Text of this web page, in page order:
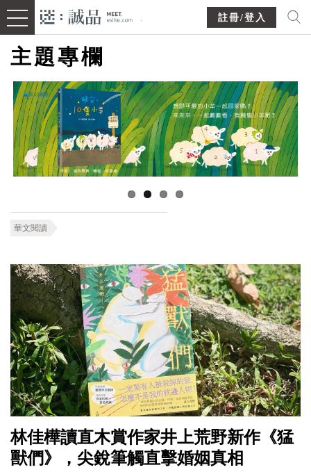
註冊/登入
主題專欄
華文閱讀
林佳樺讀直木賞作家井上荒野新作《猛
獸們》，尖銳筆觸直擊婚姻真相